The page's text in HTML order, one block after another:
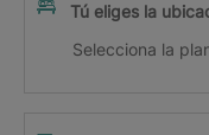
Tú eliges la
Selecciona la